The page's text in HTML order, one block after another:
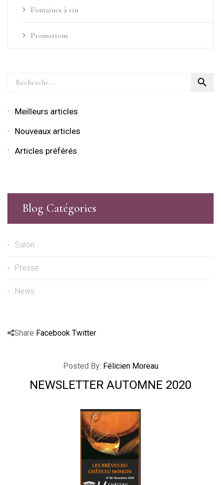
Fontaines à vin
Promotions

Meilleurs articles
Nouveaux articles
Articles préférés
Blog Catégories
Salon
Presse
News
Share Facebook Twitter
Posted By: Félicien Moreau
NEWSLETTER AUTOMNE 2020